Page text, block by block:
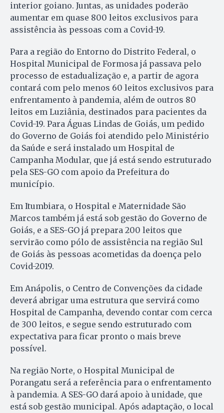
interior goiano. Juntas, as unidades poderão
aumentar em quase 800 leitos exclusivos para
assistência às pessoas com a Covid-19.
Para a região do Entorno do Distrito Federal, o
Hospital Municipal de Formosa já passava pelo
processo de estadualização e, a partir de agora
contará com pelo menos 60 leitos exclusivos para
enfrentamento à pandemia, além de outros 80
leitos em Luziânia, destinados para pacientes da
Covid-19. Para Águas Lindas de Goiás, um pedido
do Governo de Goiás foi atendido pelo Ministério
da Saúde e será instalado um Hospital de
Campanha Modular, que já está sendo estruturado
pela SES-GO com apoio da Prefeitura do
município.
Em Itumbiara, o Hospital e Maternidade São
Marcos também já está sob gestão do Governo de
Goiás, e a SES-GO já prepara 200 leitos que
servirão como pólo de assistência na região Sul
de Goiás às pessoas acometidas da doença pelo
Covid-2019.
Em Anápolis, o Centro de Convenções da cidade
deverá abrigar uma estrutura que servirá como
Hospital de Campanha, devendo contar com cerca
de 300 leitos, e segue sendo estruturado com
expectativa para ficar pronto o mais breve
possível.
Na região Norte, o Hospital Municipal de
Porangatu será a referência para o enfrentamento
à pandemia. A SES-GO dará apoio à unidade, que
está sob gestão municipal. Após adaptação, o local